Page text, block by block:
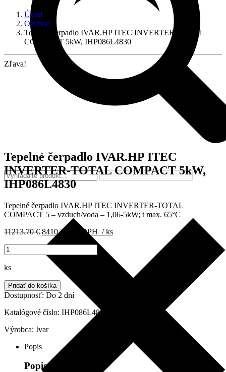
Úvod
Obchod
Tepelné čerpadlo IVAR.HP ITEC INVERTER-TOTAL
COMPACT 5kW, IHP086L4830
Zľava!
Tepelné čerpadlo IVAR.HP ITEC
INVERTER-TOTAL COMPACT 5kW,
IHP086L4830
Tepelné čerpadlo IVAR.HP ITEC INVERTER-TOTAL
COMPACT 5 – vzduch/voda – 1,06-5kW; t max. 65°C
11213.70€ Pôvodná
cena
11213.70 €.
8410.28
Aktuálna
s DPH / ks
množstvo
Tepelné
čerpadlo
ITEC
INVERTER-
COMPACT
IHP086L4830
ks
Pridať do košíka
Dostupnosť: Do 2 dní
Katalógové číslo: IHP086L4830
Výrobca: Ivar
Popis
Popis produktu